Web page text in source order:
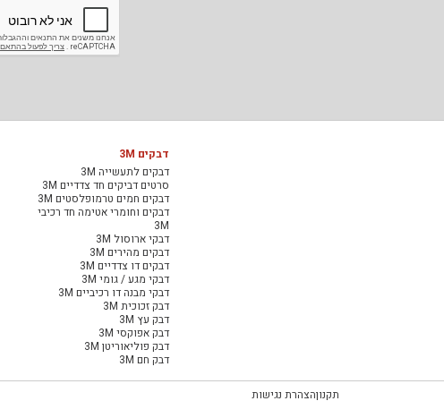
דבקים 3M
דבקים לתעשייה 3M
סרטים דביקים חד צדדיים 3M
דבקים חמים טרמופלסטים 3M
דבקים וחומרי אטימה חד רכיבי
3M
דבקי ארוסול 3M
דבקים מהירים 3M
דבקים דו צדדיים 3M
דבקי מגע / גומי 3M
דבקי מבנה דו רכיביים 3M
דבק זכוכית 3M
דבק עץ 3M
דבק אפוקסי 3M
דבק פוליאוריטן 3M
דבק חם 3M
תקנוןהצהרת נגישות